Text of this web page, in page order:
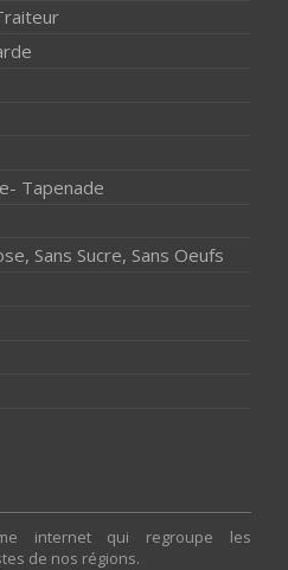
Tapenade
Sans Sucre, Sans Oeufs
internet qui regroupe les
de nos régions.